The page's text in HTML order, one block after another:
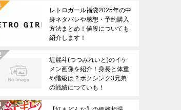
レトロガール福袋2025年の中
身ネタバレや感想・予約購入
方法まとめ！値段についても
紹介します！
堤麗斗(つつみれいと)のイケ
メン画像を紹介！身長と体重
や階級は？ボクシング3兄弟
の戦績につていも！